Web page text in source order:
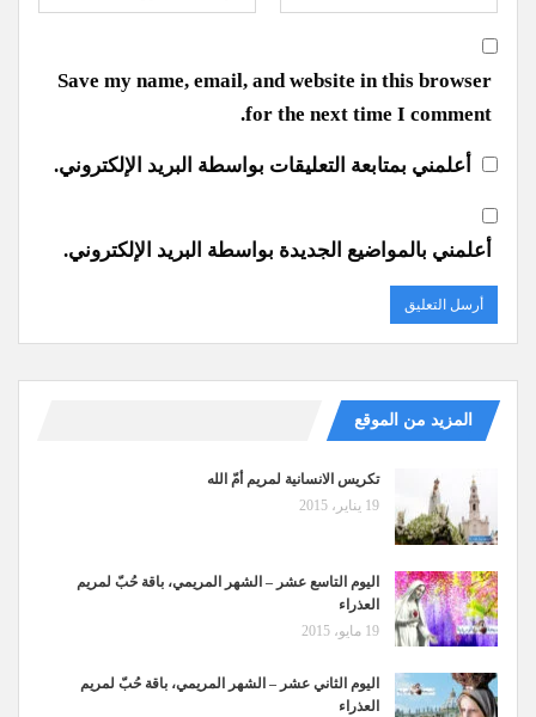
Save my name, email, and website in this browser
for the next time I comment.
أعلمني بمتابعة التعليقات بواسطة البريد الإلكتروني.
أعلمني بالمواضيع الجديدة بواسطة البريد الإلكتروني.
المزيد من الموقع
تكريس الانسانية لمريم أمّ الله
19 يناير، 2015
اليوم التاسع عشر – الشهر المريمي، باقة حُبّ لمريم
العذراء
19 مايو، 2015
اليوم الثاني عشر – الشهر المريمي، باقة حُبّ لمريم
العذراء